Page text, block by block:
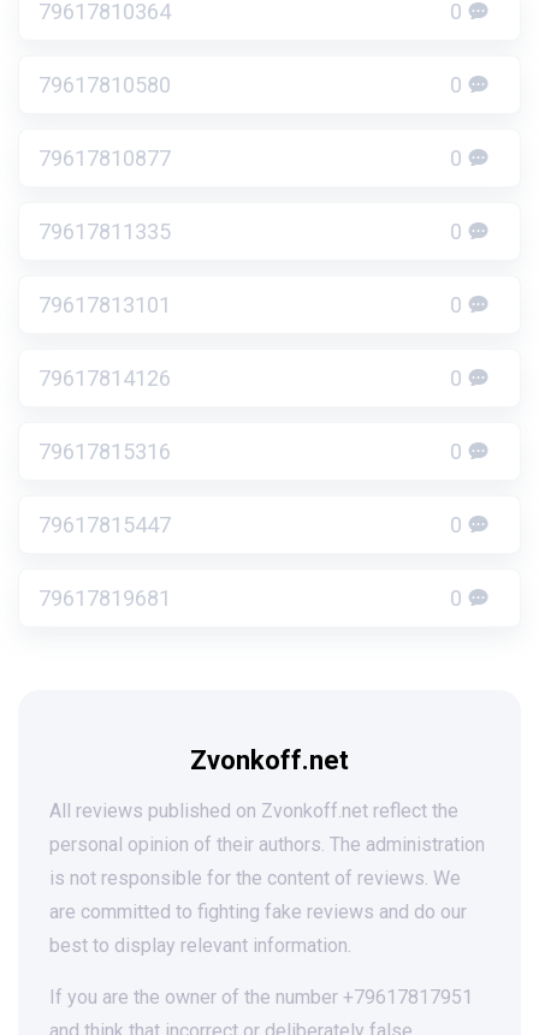
79617810364 0
79617810580 0
79617810877 0
79617811335 0
79617813101 0
79617814126 0
79617815316 0
79617815447 0
79617819681 0
Zvonkoff.net
All reviews published on Zvonkoff.net reflect the
personal opinion of their authors. The administration
is not responsible for the content of reviews. We
are committed to fighting fake reviews and do our
best to display relevant information.
If you are the owner of the number +79617817951